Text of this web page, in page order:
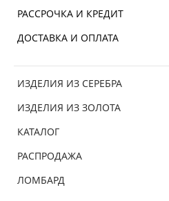
РАССРОЧКА И КРЕДИТ
ДОСТАВКА И ОПЛАТА
ИЗДЕЛИЯ ИЗ СЕРЕБРА
ИЗДЕЛИЯ ИЗ ЗОЛОТА
КАТАЛОГ
РАСПРОДАЖА
ЛОМБАРД